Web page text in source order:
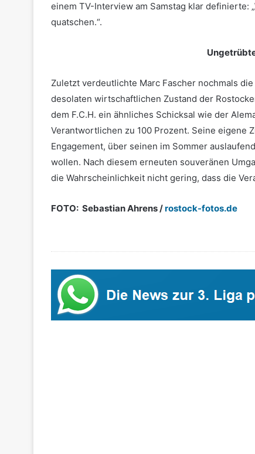
einem TV-Interview am Samstag klar definierte:
quatschen.“.
Zuletzt verdeutlichte Marc Fascher nochmals
desolaten wirtschaftlichen Zustand der
dem F.C.H. ein ähnliches Schicksal wie der
Verantwortlichen zu 100 Prozent. Seine eigene
Engagement, über seinen im Sommer
wollen. Nach diesem erneuten souveränen
die Wahrscheinlichkeit nicht gering, dass die
FOTO: Sebastian Ahrens /rostock-fotos.de